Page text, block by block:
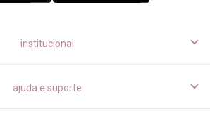
institucional
ajuda e suporte